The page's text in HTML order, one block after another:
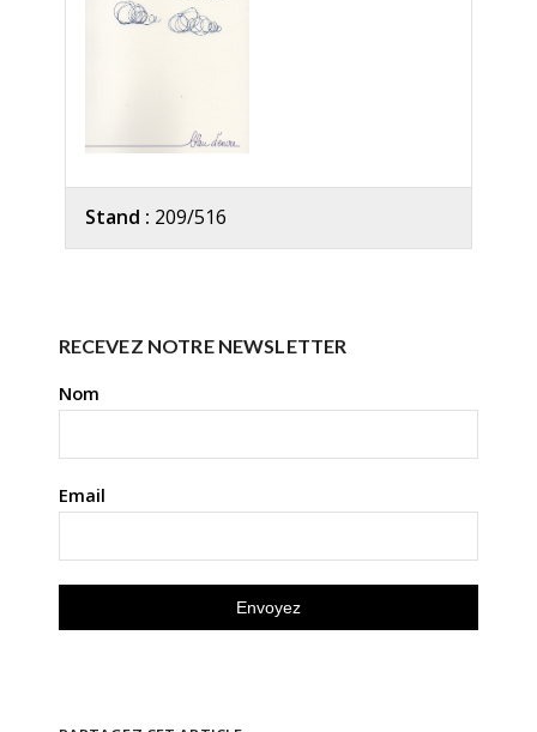
Stand : 209/516
RECEVEZ NOTRE NEWSLETTER
Nom
Email